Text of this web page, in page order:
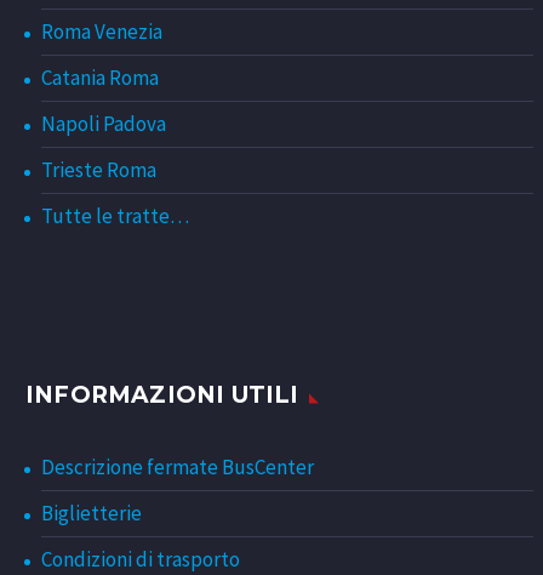
Roma Venezia
Catania Roma
Napoli Padova
Trieste Roma
Tutte le tratte…
INFORMAZIONI UTILI
Descrizione fermate BusCenter
Biglietterie
Condizioni di trasporto